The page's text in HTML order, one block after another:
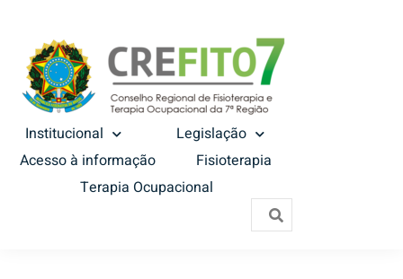
Institucional
Legislação
Acesso à informação
Fisioterapia
Terapia Ocupacional